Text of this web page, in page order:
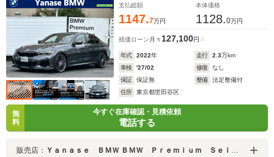
支払総額
1147.7万円
本体価格
1128.0万円
残価ローン 月々127,100円
年式 2022年 走行 2.3万km
車検
'27/02 修復
なし
保証
保証無 整備
法定整備付
住所
東京都世田谷区
無
料
今すぐ在庫確認・見積依頼
電話する
販売店： Ｙａｎａｓｅ ＢＭＷ ＢＭＷ Ｐｒｅｍｉｕｍ Ｓｅｌｅｃｔｉｏｎ 田園調布